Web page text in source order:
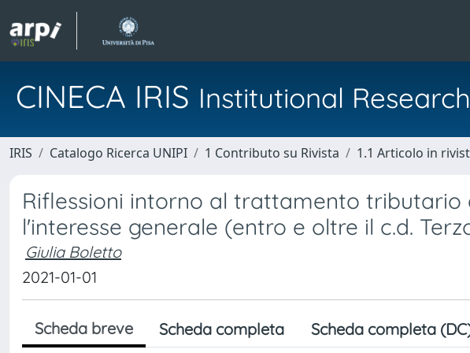
CINECA IRIS Institutional
IRIS Catalogo Ricerca UNIPI 1 Contributo su Rivista 1.1 Articolo in
Riflessioni intorno al trattamento tributario
l'interesse generale (entro e oltre il c.d.
Giulia Boletto
2021-01-01
Scheda breve Scheda completa Scheda completa